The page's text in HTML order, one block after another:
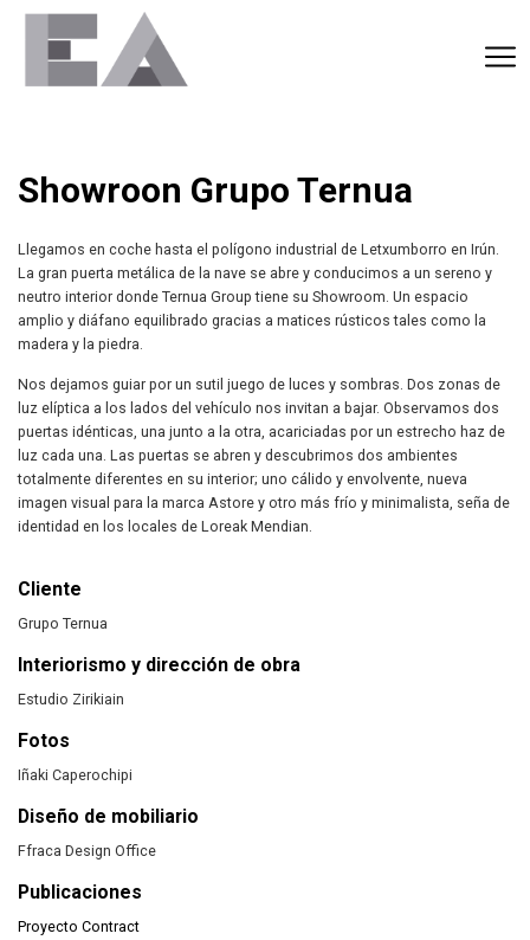
Showroon Grupo Ternua
Llegamos en coche hasta el polígono industrial de Letxumborro en Irún.
La gran puerta metálica de la nave se abre y conducimos a un sereno y
neutro interior donde Ternua Group tiene su Showroom. Un espacio
amplio y diáfano equilibrado gracias a matices rústicos tales como la
madera y la piedra.
Nos dejamos guiar por un sutil juego de luces y sombras. Dos zonas de
luz elíptica a los lados del vehículo nos invitan a bajar. Observamos dos
puertas idénticas, una junto a la otra, acariciadas por un estrecho haz de
luz cada una. Las puertas se abren y descubrimos dos ambientes
totalmente diferentes en su interior; uno cálido y envolvente, nueva
imagen visual para la marca Astore y otro más frío y minimalista, seña de
identidad en los locales de Loreak Mendian.
Cliente
Grupo Ternua
Interiorismo y dirección de obra
Estudio Zirikiain
Fotos
Iñaki Caperochipi
Diseño de mobiliario
Ffraca Design Office
Publicaciones
Proyecto Contract